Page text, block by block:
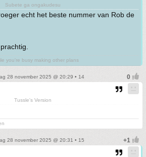
Subete ga ongakudesu
echt het beste nummer van Rob de
you're busy making other plans
28 november 2025 @ 20:29 • 14
Tussle's Version
28 november 2025 @ 20:31 • 15